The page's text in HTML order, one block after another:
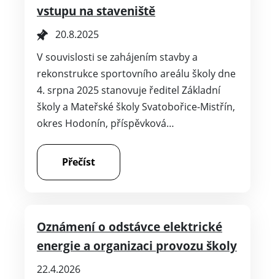
vstupu na staveniště
20.8.2025
V souvislosti se zahájením stavby a
rekonstrukce sportovního areálu školy dne
4. srpna 2025 stanovuje ředitel Základní
školy a Mateřské školy Svatobořice-Mistřín,
okres Hodonín, příspěvková…
Přečíst
Oznámení o odstávce elektrické
energie a organizaci provozu školy
22.4.2026